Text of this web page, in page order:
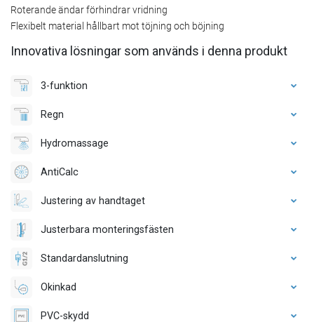
Roterande ändar förhindrar vridning
Flexibelt material hållbart mot töjning och böjning
Innovativa lösningar som används i denna produkt
3-funktion
Regn
Hydromassage
AntiCalc
Justering av handtaget
Justerbara monteringsfästen
Standardanslutning
Okinkad
PVC-skydd